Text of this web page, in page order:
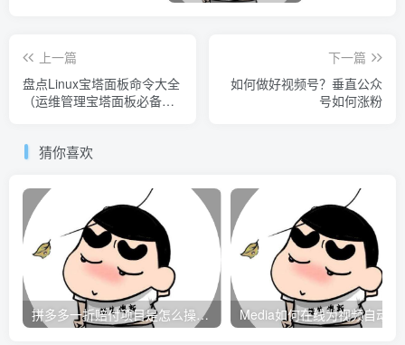
上一篇
盘点Linux宝塔面板命令大全
（运维管理宝塔面板必备工
下一篇
如何做好视频号？垂直公众
号如何涨粉
猜你喜欢
拼多多一折赔付项目是怎么操作的？